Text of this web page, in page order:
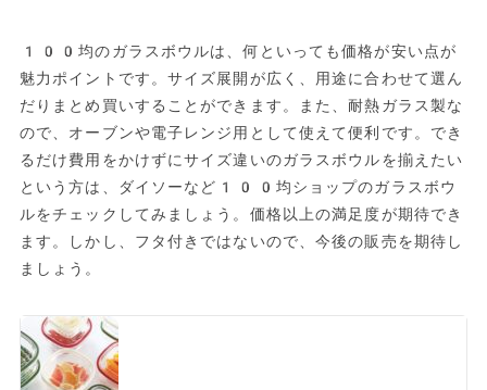
100均のガラスボウルは、何といっても価格が安い点が
魅力ポイントです。サイズ展開が広く、用途に合わせて選ん
だりまとめ買いすることができます。また、耐熱ガラス製な
ので、オーブンや電子レンジ用として使えて便利です。でき
るだけ費用をかけずにサイズ違いのガラスボウルを揃えたい
という方は、ダイソーなど100均ショップのガラスボウ
ルをチェックしてみましょう。価格以上の満足度が期待でき
ます。しかし、フタ付きではないので、今後の販売を期待し
ましょう。